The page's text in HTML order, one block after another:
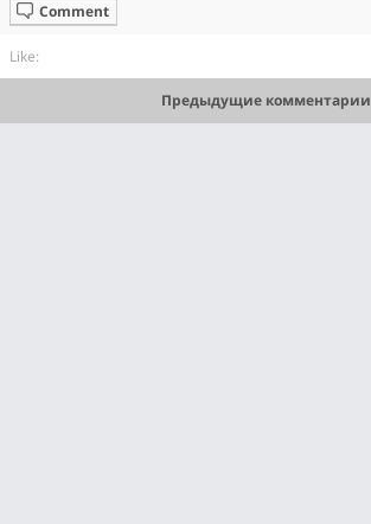
Comment
Like:
Предыдущие комментарии